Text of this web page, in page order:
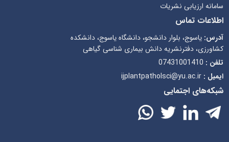
سامانه ارزیابی نشریات
اطلاعات تماس
آدرس:یاسوج، بلوار دانشجو، دانشگاه یاسوج، دانشکده
کشاورزی، دفترنشریه دانش بیماری شناسی گیاهی
تلفن : 07431001410
ایمیل : ijplantpatholsci@yu.ac.ir
شبکه‌های اجتمایی